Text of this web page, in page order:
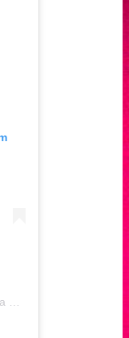
Una publicación compartida por Daniela Muñoz (@daniela.andreamu)